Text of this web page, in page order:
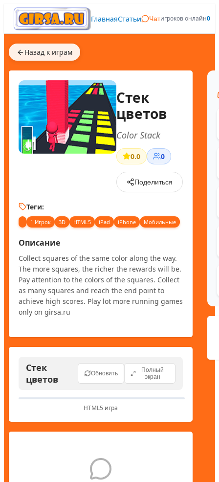
ГлавнаяСтатьи Чатигроков онлайн0
Назад к играм
Стек
цветов
Color Stack
0.0 0
Поделиться
Теги:
1 Игрок 3D HTML5 iPad iPhone Мобильные
Описание
Collect squares of the same color along the way.
The more squares, the richer the rewards will be.
Pay attention to the colors of the squares. Collect
as many squares and reach the end point to
achieve high scores. Play lot more running games
only on girsa.ru
Стек
цветов
Обновить
Полный
экран
HTML5 игра